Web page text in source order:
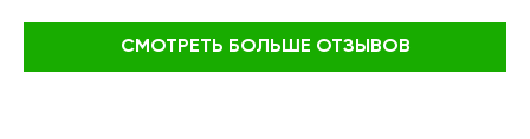
СМОТРЕТЬ БОЛЬШЕ ОТЗЫВОВ